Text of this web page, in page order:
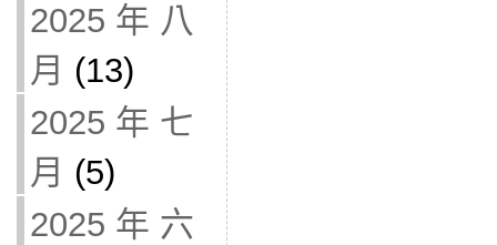
2025 年 八
月 (13)
2025 年 七
月 (5)
2025 年 六